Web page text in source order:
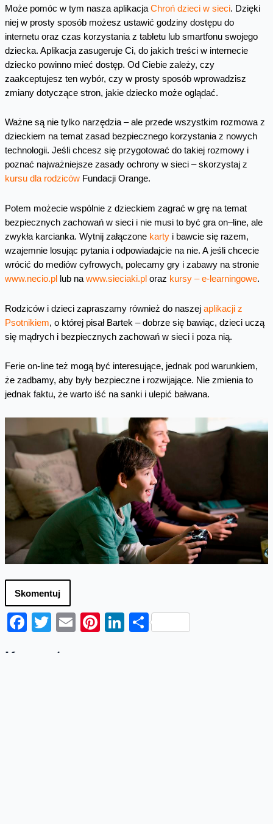
Może pomóc w tym nasza aplikacja Chroń dzieci w sieci. Dzięki
niej w prosty sposób możesz ustawić godziny dostępu do
internetu oraz czas korzystania z tabletu lub smartfonu swojego
dziecka. Aplikacja zasugeruje Ci, do jakich treści w internecie
dziecko powinno mieć dostęp. Od Ciebie zależy, czy
zaakceptujesz ten wybór, czy w prosty sposób wprowadzisz
zmiany dotyczące stron, jakie dziecko może oglądać.
Ważne są nie tylko narzędzia – ale przede wszystkim rozmowa z
dzieckiem na temat zasad bezpiecznego korzystania z nowych
technologii. Jeśli chcesz się przygotować do takiej rozmowy i
poznać najważniejsze zasady ochrony w sieci – skorzystaj z
kursu dla rodzicówFundacji Orange.
Potem możecie wspólnie z dzieckiem zagrać w grę na temat
bezpiecznych zachowań w sieci i nie musi to być gra on–line, ale
zwykła karcianka. Wytnij załączone kartyi bawcie się razem,
wzajemnie losując pytania i odpowiadajcie na nie. A jeśli chcecie
wrócić do mediów cyfrowych, polecamy gry i zabawy na stronie
www.necio.pl
lub na www.sieciaki.pl oraz kursy – e-learningowe.
Rodziców i dzieci zapraszamy również do naszej aplikacji z
Psotnikiem, o której pisał Bartek – dobrze się bawiąc, dzieci uczą
się mądrych i bezpiecznych zachowań w sieci i poza nią.
Ferie on-line też mogą być interesujące, jednak pod warunkiem,
że zadbamy, aby były bezpieczne i rozwijające. Nie zmienia to
jednak faktu, że warto iść na sanki i ulepić bałwana.
Skomentuj
Facebook
Twitter
EmailPinterest
LinkedIn
Share
Komentarze